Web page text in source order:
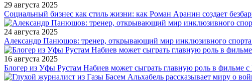
29 августа 2025
Социальный бизнес как стиль жизни: как Роман Аранин создает
24 августа 2025
Александр Панюшов: тренер, открывающий мир инклюзивного
16 августа 2025
Блогер из Уфы Рустам Набиев может сыграть главную роль в фильме